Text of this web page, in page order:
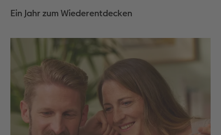
Ein Jahr zum Wiederentdecken